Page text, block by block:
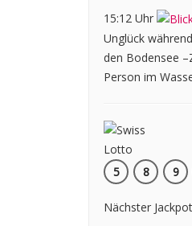
15:12 Uhr
Unglück
den Bodensee
Person im
5 8 9
Nächster